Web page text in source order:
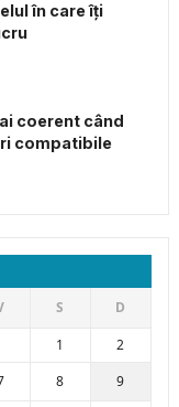
în care îți
coerent când
compatibile
S
D
1
2
8
9